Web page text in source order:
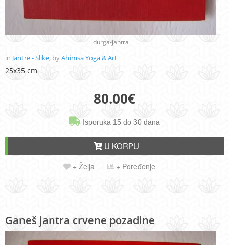
durga-jantra
in Jantre - Slike, byAhimsa Yoga & Art
25x35 cm
80.00€
Isporuka 15 do 30 dana
U KORPU
+ Želja + Poređenje
Ganeš jantra crvene pozadine